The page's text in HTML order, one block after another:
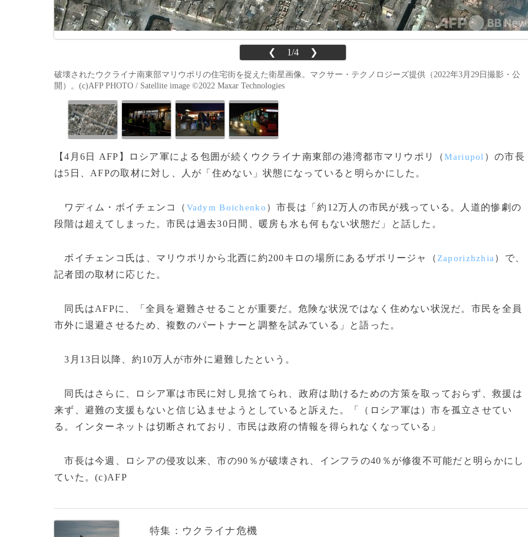
❮ 1/4 ❯
破壊されたウクライナ南東部マリウポリの住宅街を捉えた衛星画像。マクサー・テクノロジーズ提供（2022年3月29日撮影・公
開）。(c)AFP PHOTO / Satellite image ©︎2022 Maxar Technologies
【4月6日 AFP】ロシア軍による包囲が続くウクライナ南東部の港湾都市マリウポリ（Mariupol ）の市長
は5日、AFPの取材に対し、人が「住めない」状態になっていると明らかにした。
ワディム・ボイチェンコ（ Vadym Boichenko ）市長は「約12万人の市民が残っている。人道的惨劇の
段階は超えてしまった。市民は過去30日間、暖房も水も何もない状態だ」と話した。
ボイチェンコ氏は、マリウポリから北西に約200キロの場所にあるザポリージャ（ Zaporizhzhia ）で、
記者団の取材に応じた。
同氏はAFPに、「全員を避難させることが重要だ。危険な状況ではなく住めない状況だ。市民を全員
市外に退避させるため、複数のパートナーと調整を試みている」と語った。
3月13日以降、約10万人が市外に避難したという。
同氏はさらに、ロシア軍は市民に対し見捨てられ、政府は助けるための方策を取っておらず、救援は
来ず、避難の支援もないと信じ込ませようとしていると訴えた。「（ロシア軍は）市を孤立させてい
る。インターネットは切断されており、市民は政府の情報を得られなくなっている」
市長は今週、ロシアの侵攻以来、市の90％が破壊され、インフラの40％が修復不可能だと明らかにし
ていた。(c)AFP
特集：ウクライナ危機